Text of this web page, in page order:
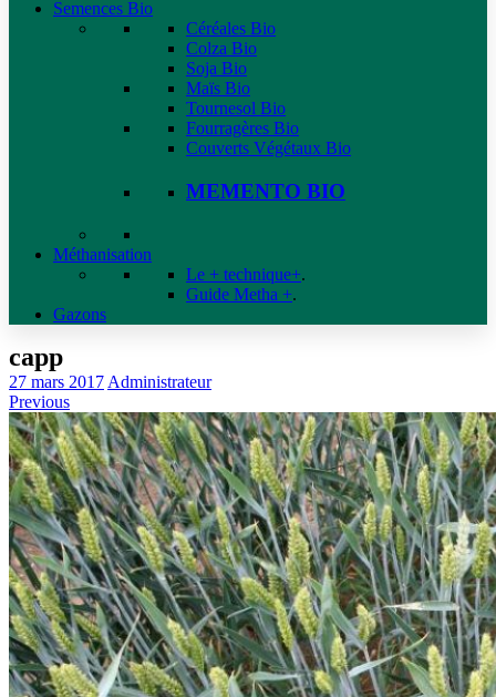
Semences Bio
Céréales Bio
Colza Bio
Soja Bio
Maïs Bio
Tournesol Bio
Fourragères Bio
Couverts Végétaux Bio
MEMENTO BIO
Méthanisation
Le + technique+.
Guide Metha +.
Gazons
capp
27 mars 2017 Administrateur
Previous